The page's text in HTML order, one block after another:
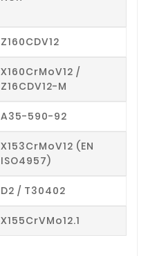
Z160CDV12
X160CrMoV12 /
Z16CDV12-M
A35-590-92
X153CrMoV12 (EN
ISO4957)
D2 / T30402
X155CrVMo12.1